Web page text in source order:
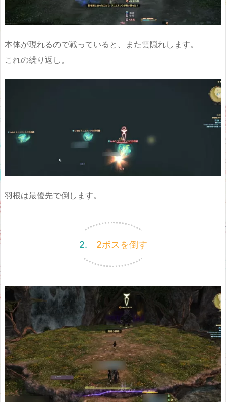
本体が現れるので戦っていると、また雲隠れします。
これの繰り返し。
羽根は最優先で倒します。
2. 2ボスを倒す